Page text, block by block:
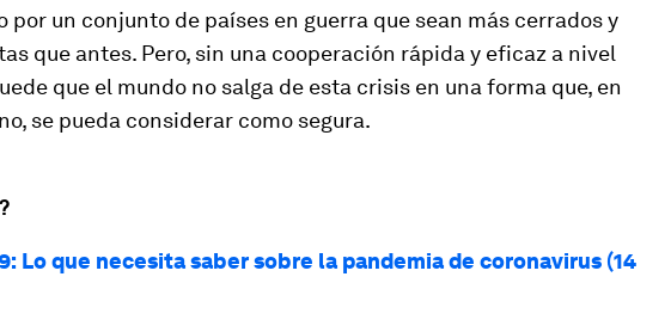
por un conjunto de países en guerra que sean más cerrados y
que antes. Pero, sin una cooperación rápida y eficaz a nivel
que el mundo no salga de esta crisis en una forma que, en
se pueda considerar como segura.
Lo que necesita saber sobre la pandemia de coronavirus (14